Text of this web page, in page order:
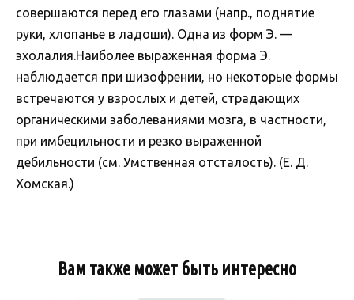
совершаются перед его глазами (напр., поднятие
руки, хлопанье в ладоши). Одна из форм Э. —
эхолалия.Наиболее выраженная форма Э.
наблюдается при шизофрении, но некоторые формы
встречаются у взрослых и детей, страдающих
органическими заболеваниями мозга, в частности,
при имбецильности и резко выраженной
дебильности (см. Умственная отсталость). (Е. Д.
Хомская.)
Вам также может быть интересно